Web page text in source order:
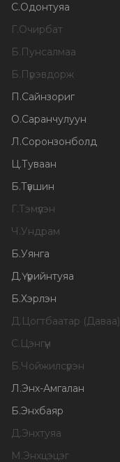
С.Одонтуяа
Г.Очирбат
Б.Пунсалмаа
Б.Пүрэвдорж
П.Сайнзориг
О.Саранчулуун
Л.Соронзонболд
Ц.Туваан
Б.Түвшин
Г.Тэмүүлэн
Ч.Ундрам
Б.Уянга
Д.Үүрийнтуяа
Б.Хэрлэн
Д.Цогтбаатар (Даваа)
С.Цэнгүүн
Б.Чойжилсүрэн
Л.Энх-Амгалан
Б.Энхбаяр
Д.Энхтуяа
М.Энхцэцэг